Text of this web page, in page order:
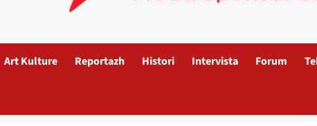
Art Kulture Reportazh Histori Intervista Forum